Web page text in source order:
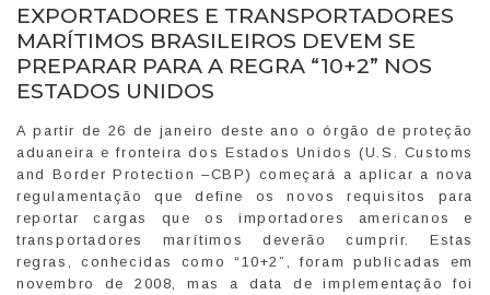
EXPORTADORES E TRANSPORTADORES
MARÍTIMOS BRASILEIROS DEVEM SE
PREPARAR PARA A REGRA “10+2” NOS
ESTADOS UNIDOS
A partir de 26 de janeiro deste ano o órgão de proteção
aduaneira e fronteira dos Estados Unidos (U.S. Customs
and Border Protection –CBP) começará a aplicar a nova
regulamentação que define os novos requisitos para
reportar cargas que os importadores americanos e
transportadores marítimos deverão cumprir. Estas
regras, conhecidas como “10+2”, foram publicadas em
novembro de 2008, mas a data de implementação foi